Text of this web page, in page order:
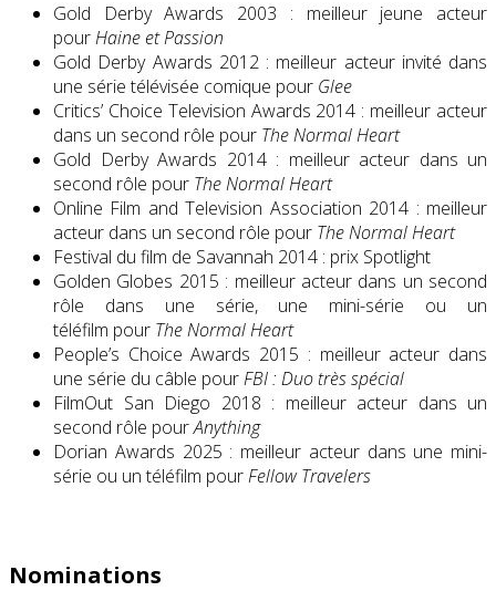
Gold Derby Awards 2003 : meilleur jeune acteur
pourHaine et Passion
Gold Derby Awards 2012 : meilleur acteur invité dans
une série télévisée comique pour Glee
Critics’ Choice Television Awards 2014 : meilleur acteur
dans un second rôle pour The Normal Heart
Gold Derby Awards 2014 : meilleur acteur dans un
second rôle pour The Normal Heart
Online Film and Television Association 2014 : meilleur
acteur dans un second rôle pour The Normal Heart
Festival du film de Savannah 2014 : prix Spotlight
Golden Globes 2015 : meilleur acteur dans un second
rôle dans une série, une mini-série ou un
téléfilm pour The Normal Heart
People’s Choice Awards 2015 : meilleur acteur dans
une série du câble pourFBI : Duo très spécial
FilmOut San Diego 2018 : meilleur acteur dans un
second rôle pourAnything
Dorian Awards 2025 : meilleur acteur dans une mini-
série ou un téléfilm pourFellow Travelers
Nominations